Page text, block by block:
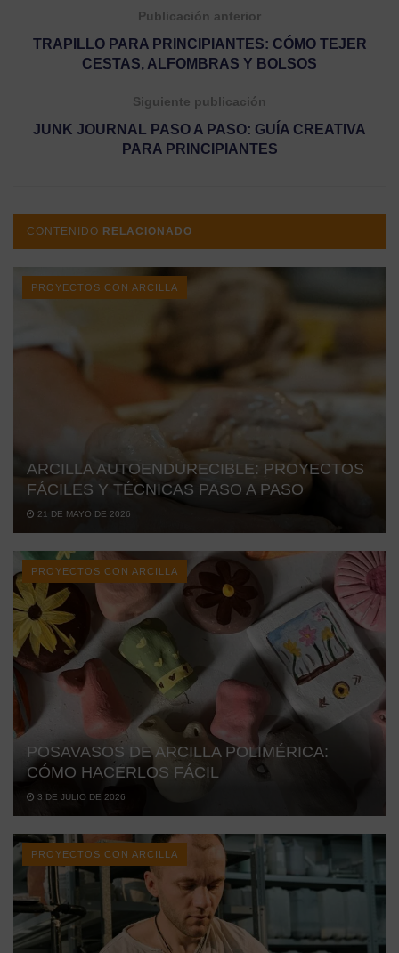
Publicación anterior
TRAPILLO PARA PRINCIPIANTES: CÓMO TEJER
CESTAS, ALFOMBRAS Y BOLSOS
Siguiente publicación
JUNK JOURNAL PASO A PASO: GUÍA CREATIVA
PARA PRINCIPIANTES
CONTENIDO RELACIONADO
PROYECTOS CON ARCILLA
ARCILLA AUTOENDURECIBLE: PROYECTOS
FÁCILES Y TÉCNICAS PASO A PASO
21 DE MAYO DE 2026
PROYECTOS CON ARCILLA
POSAVASOS DE ARCILLA POLIMÉRICA:
CÓMO HACERLOS FÁCIL
3 DE JULIO DE 2026
PROYECTOS CON ARCILLA